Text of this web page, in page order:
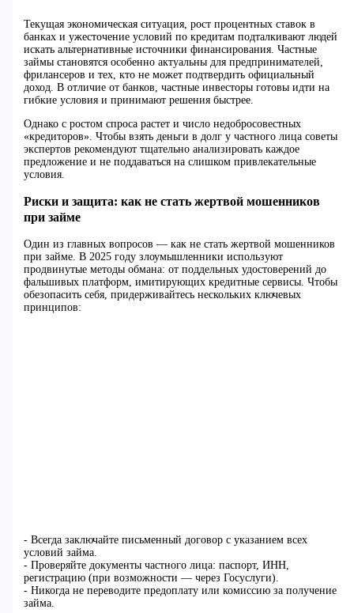
Текущая экономическая ситуация, рост процентных ставок в
банках и ужесточение условий по кредитам подталкивают людей
искать альтернативные источники финансирования. Частные
займы становятся особенно актуальны для предпринимателей,
фрилансеров и тех, кто не может подтвердить официальный
доход. В отличие от банков, частные инвесторы готовы идти на
гибкие условия и принимают решения быстрее.
Однако с ростом спроса растет и число недобросовестных
«кредиторов». Чтобы взять деньги в долг у частного лица советы
экспертов рекомендуют тщательно анализировать каждое
предложение и не поддаваться на слишком привлекательные
условия.
Риски и защита: как не стать жертвой мошенников
при займе
Один из главных вопросов — как не стать жертвой мошенников
при займе. В 2025 году злоумышленники используют
продвинутые методы обмана: от поддельных удостоверений до
фальшивых платформ, имитирующих кредитные сервисы. Чтобы
обезопасить себя, придерживайтесь нескольких ключевых
принципов:
- Всегда заключайте письменный договор с указанием всех
условий займа.
- Проверяйте документы частного лица: паспорт, ИНН,
регистрацию (при возможности — через Госуслуги).
- Никогда не переводите предоплату или комиссию за получение
займа.